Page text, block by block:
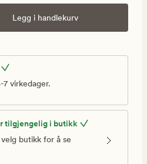
Legg i handlekurv
virkedager.
tilgjengelig i butikk
butikk for å se